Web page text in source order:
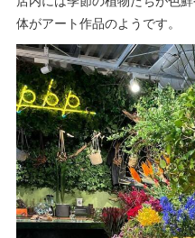
体がアート作品のようです。